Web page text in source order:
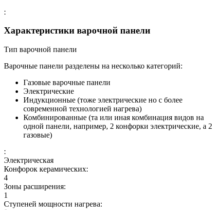
:
Характеристики варочной панели
Тип варочной панели
Варочные панели разделены на несколько категорий:
Газовые варочные панели
Электрические
Индукционные (тоже электрические но с более
современной технологией нагрева)
Комбинированные (та или иная комбинация видов на
одной панели, например, 2 конфорки электрические, а 2
газовые)
:
Электрическая
Конфорок керамических:
4
Зоны расширения:
1
Ступеней мощности нагрева: